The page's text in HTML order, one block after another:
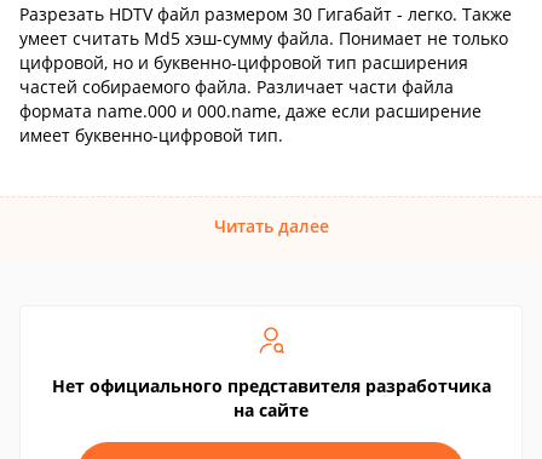
Разрезать HDTV файл размером 30 Гигабайт - легко. Также
умеет считать Md5 хэш-сумму файла. Понимает не только
цифровой, но и буквенно-цифровой тип расширения
частей собираемого файла. Различает части файла
формата name.000 и 000.name, даже если расширение
имеет буквенно-цифровой тип.
Читать далее
Нет официального представителя разработчика
на сайте